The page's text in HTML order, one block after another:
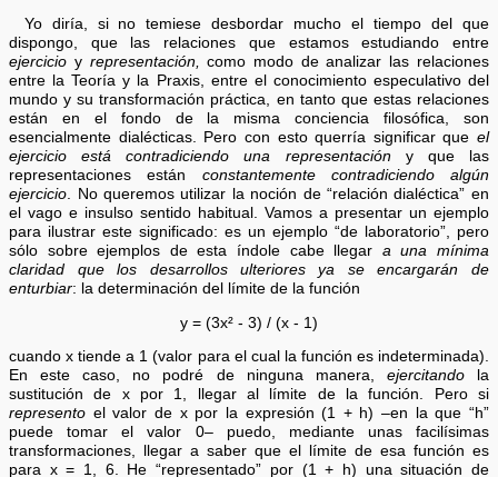
Yo diría, si no temiese desbordar mucho el tiempo del que
dispongo, que las relaciones que estamos estudiando entre
ejercicio y representación, como modo de analizar las relaciones
entre la Teoría y la Praxis, entre el conocimiento especulativo del
mundo y su transformación práctica, en tanto que estas relaciones
están en el fondo de la misma conciencia filosófica, son
esencialmente dialécticas. Pero con esto querría significar que el
ejercicio está contradiciendo una representacióny que las
representaciones están constantemente contradiciendo algún
ejercicio. No queremos utilizar la noción de “relación dialéctica” en
el vago e insulso sentido habitual. Vamos a presentar un ejemplo
para ilustrar este significado: es un ejemplo “de laboratorio”, pero
sólo sobre ejemplos de esta índole cabe llegar a una mínima
claridad que los desarrollos ulteriores ya se encargarán de
enturbiar: la determinación del límite de la función
y = (3x² - 3) / (x - 1)
cuando x tiende a 1 (valor para el cual la función es indeterminada).
En este caso, no podré de ninguna manera, ejercitandola
sustitución de x por 1, llegar al límite de la función. Pero si
represento el valor de x por la expresión (1 + h) –en la que “h”
puede tomar el valor 0– puedo, mediante unas facilísimas
transformaciones, llegar a saber que el límite de esa función es
para x = 1, 6. He “representado” por (1 + h) una situación de